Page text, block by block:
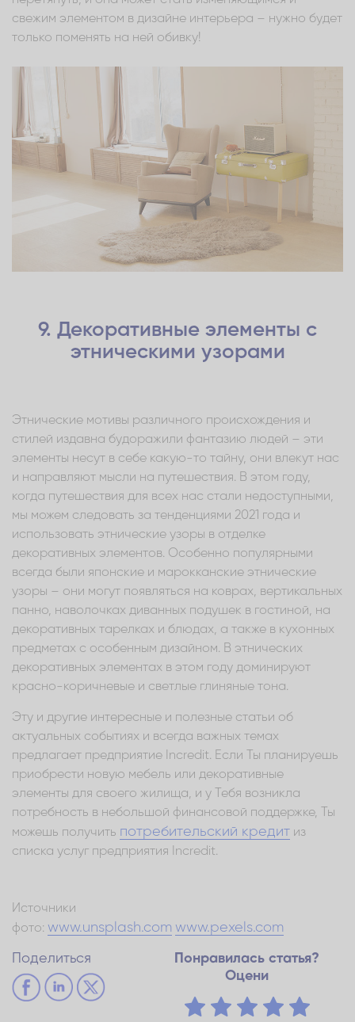
свежим элементом в дизайне интерьера – нужно будет
только поменять на ней обивку!
9. Декоративные элементы с
этническими узорами
Этнические мотивы различного происхождения и
стилей издавна будоражили фантазию людей – эти
элементы несут в себе какую-то тайну, они влекут нас
и направляют мысли на путешествия. В этом году,
когда путешествия для всех нас стали недоступными,
мы можем следовать за тенденциями 2021 года и
использовать этнические узоры в отделке
декоративных элементов. Особенно популярными
всегда были японские и марокканские этнические
узоры – они могут появляться на коврах, вертикальных
панно, наволочках диванных подушек в гостиной, на
декоративных тарелках и блюдах, а также в кухонных
предметах с особенным дизайном. В этнических
декоративных элементах в этом году доминируют
красно-коричневые и светлые глиняные тона.
Эту и другие интересные и полезные статьи об
актуальных событиях и всегда важных темах
предлагает предприятие Incredit. Если Ты планируешь
приобрести новую мебель или декоративные
элементы для своего жилища, и у Тебя возникла
потребность в небольшой финансовой поддержке, Ты
можешь получить потребительский кредит из
списка услуг предприятия Incredit.
Источники
фото: www.unsplash.com www.pexels.com
Поделиться
Понравилась статья?
Оцени